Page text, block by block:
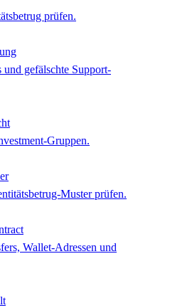
prüfen.
gefälschte Support-
Gruppen.
Muster prüfen.
Wallet-Adressen und